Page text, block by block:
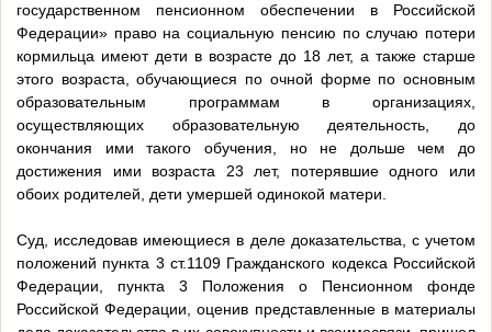
государственном пенсионном обеспечении в Российской
Федерации» право на социальную пенсию по случаю потери
кормильца имеют дети в возрасте до 18 лет, а также старше
этого возраста, обучающиеся по очной форме по основным
образовательным программам в организациях,
осуществляющих образовательную деятельность, до
окончания ими такого обучения, но не дольше чем до
достижения ими возраста 23 лет, потерявшие одного или
обоих родителей, дети умершей одинокой матери.
Суд, исследовав имеющиеся в деле доказательства, с учетом
положений пункта 3 ст.1109 Гражданского кодекса Российской
Федерации, пункта 3 Положения о Пенсионном фонде
Российской Федерации, оценив представленные в материалы